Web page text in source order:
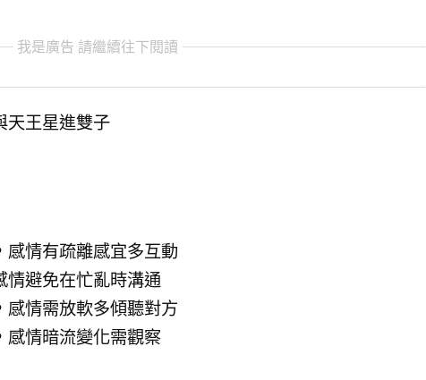
我是廣告 請繼續往下閱讀
天王星進雙子
感情有疏離感宜多互動
情避免在忙亂時溝通
感情需放軟多傾聽對方
感情暗流變化需觀察